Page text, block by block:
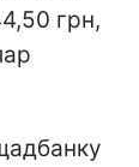
грн,